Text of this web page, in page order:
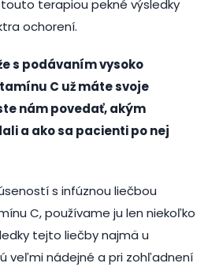
touto terapiou pekné výsledky
ochorení.
s podávaním vysoko
C už máte svoje
nám povedať, akým
a ako sa pacienti po nej
s infúznou liečbou
C, používame ju len niekoľko
tejto liečby najmä u
veľmi nádejné a pri zohľadnení